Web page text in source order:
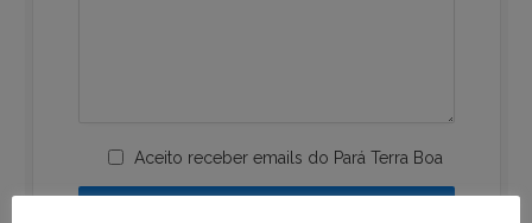
Aceito receber emails do Pará Terra Boa